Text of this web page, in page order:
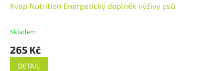
Kvap Nutrition Energetický doplněk výživy psů
Skladem
265 Kč
DETAIL